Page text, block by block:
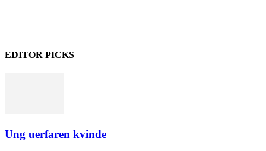
EDITOR PICKS
Ung uerfaren kvinde